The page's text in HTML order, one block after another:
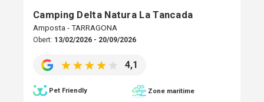
Camping Delta Natura La Tancada
Amposta - TARRAGONA
Obert: 13/02/2026 - 20/09/2026
4,1
Pet Friendly Zone maritime